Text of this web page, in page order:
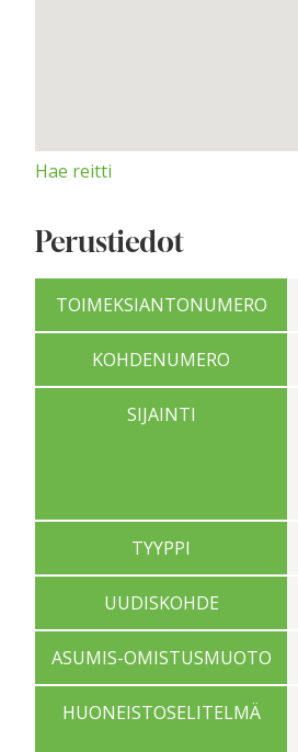
Hae reitti
Perustiedot
TOIMEKSIANTONUMERO
KOHDENUMERO
SIJAINTI
TYYPPI
UUDISKOHDE
ASUMIS-OMISTUSMUOTO
HUONEISTOSELITELMÄ